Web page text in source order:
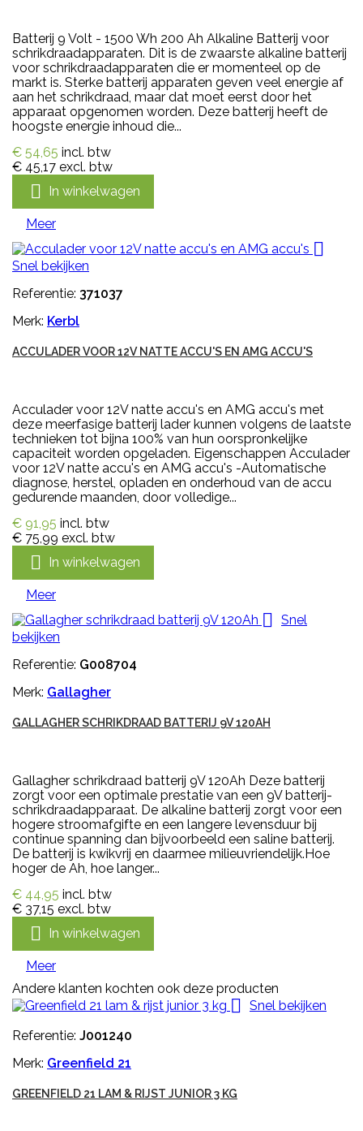
Batterij 9 Volt - 1500 Wh 200 Ah Alkaline Batterij voor
schrikdraadapparaten. Dit is de zwaarste alkaline batterij
voor schrikdraadapparaten die er momenteel op de
markt is. Sterke batterij apparaten geven veel energie af
aan het schrikdraad, maar dat moet eerst door het
apparaat opgenomen worden. Deze batterij heeft de
hoogste energie inhoud die...
€ 54,65 incl. btw
€ 45,17 excl. btw
 In winkelwagen
Meer

Snel bekijken
Referentie: 371037
Merk: Kerbl
ACCULADER VOOR 12V NATTE ACCU'S EN AMG ACCU'S
Acculader voor 12V natte accu's en AMG accu's met
deze meerfasige batterij lader kunnen volgens de laatste
technieken tot bijna 100% van hun oorspronkelijke
capaciteit worden opgeladen. Eigenschappen Acculader
voor 12V natte accu's en AMG accu's -Automatische
diagnose, herstel, opladen en onderhoud van de accu
gedurende maanden, door volledige...
€ 91,95 incl. btw
€ 75,99 excl. btw
 In winkelwagen
Meer

Snel
bekijken
Referentie: G008704
Merk: Gallagher
GALLAGHER SCHRIKDRAAD BATTERIJ 9V 120AH
Gallagher schrikdraad batterij 9V 120Ah Deze batterij
zorgt voor een optimale prestatie van een 9V batterij-
schrikdraadapparaat. De alkaline batterij zorgt voor een
hogere stroomafgifte en een langere levensduur bij
continue spanning dan bijvoorbeeld een saline batterij.
De batterij is kwikvrij en daarmee milieuvriendelijk.Hoe
hoger de Ah, hoe langer...
€ 44,95 incl. btw
€ 37,15 excl. btw
 In winkelwagen
Meer
Andere klanten kochten ook deze producten

Snel bekijken
Referentie: J001240
Merk: Greenfield 21
GREENFIELD 21 LAM & RIJST JUNIOR 3 KG